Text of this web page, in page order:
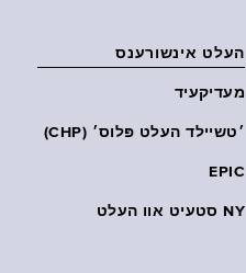
העלט אינשורענס
מעדיקעיד
׳טשיילד העלט פּלוס׳ (CHP)
EPIC
NY סטעיט אוו העלט